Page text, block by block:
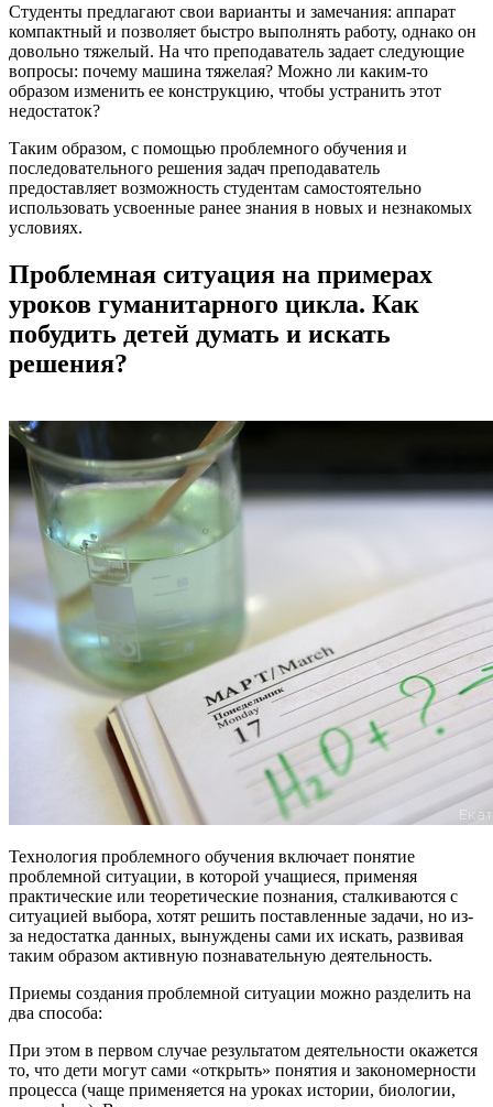
Студенты предлагают свои варианты и замечания: аппарат
компактный и позволяет быстро выполнять работу, однако он
довольно тяжелый. На что преподаватель задает следующие
вопросы: почему машина тяжелая? Можно ли каким-то
образом изменить ее конструкцию, чтобы устранить этот
недостаток?
Таким образом, с помощью проблемного обучения и
последовательного решения задач преподаватель
предоставляет возможность студентам самостоятельно
использовать усвоенные ранее знания в новых и незнакомых
условиях.
Проблемная ситуация на примерах
уроков гуманитарного цикла. Как
побудить детей думать и искать
решения?
Технология проблемного обучения включает понятие
проблемной ситуации, в которой учащиеся, применяя
практические или теоретические познания, сталкиваются с
ситуацией выбора, хотят решить поставленные задачи, но из-
за недостатка данных, вынуждены сами их искать, развивая
таким образом активную познавательную деятельность.
Приемы создания проблемной ситуации можно разделить на
два способа:
При этом в первом случае результатом деятельности окажется
то, что дети могут сами «открыть» понятия и закономерности
процесса (чаще применяется на уроках истории, биологии,